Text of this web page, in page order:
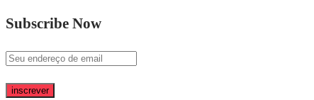
Subscribe Now
inscrever